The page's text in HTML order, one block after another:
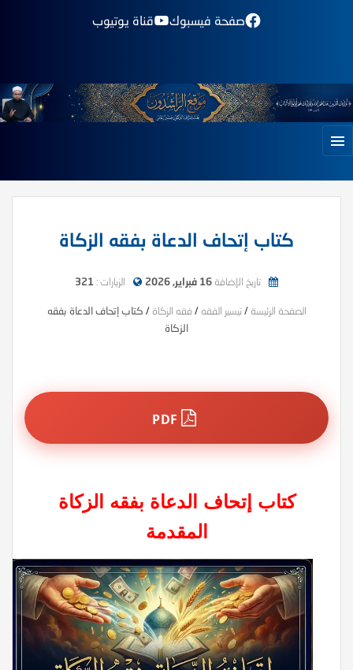
صفحة فيسبوك قناة يوتيوب
كتاب إتحاف الدعاة بفقه الزكاة
تاريخ الإضافة 16 فبراير, 2026 الزيارات : 321
الصفحة الرئيسة / تيسير الفقه / فقه الزكاة / كتاب إتحاف الدعاة بفقه
الزكاة
كتاب إتحاف الدعاة بفقه الزكاة
المقدمة